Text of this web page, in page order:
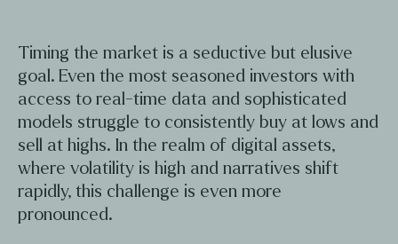
Timing the market is a seductive but elusive
goal. Even the most seasoned investors with
access to real-time data and sophisticated
models struggle to consistently buy at lows and
sell at highs. In the realm of digital assets,
where volatility is high and narratives shift
rapidly, this challenge is even more
pronounced.